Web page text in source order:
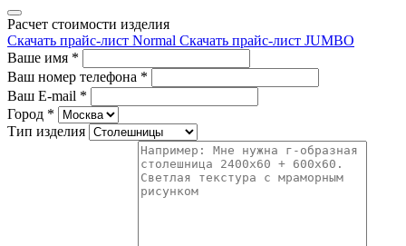
Расчет стоимости изделия
Скачать прайс-лист Normal Скачать прайс-лист JUMBO
Ваше имя *
Ваш номер телефона *
Ваш E-mail *
Город *
Тип изделия